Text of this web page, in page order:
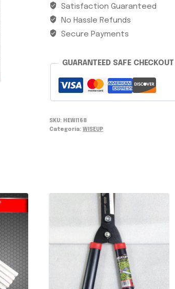
1/2"
X
10MM
cantidad
Satisfaction Guaranteed
No Hassle Refunds
Secure Payments
GUARANTEED SAFE CHECKOUT
SKU: HEWI168
Categoría:WISEUP